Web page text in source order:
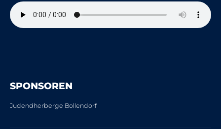
SPONSOREN
Judendherberge Bollendorf